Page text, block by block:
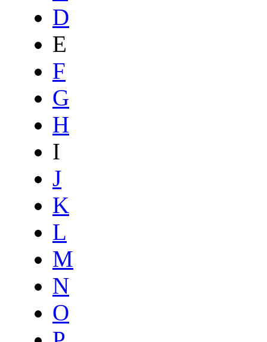
D
E
F
G
H
I
J
K
L
M
N
O